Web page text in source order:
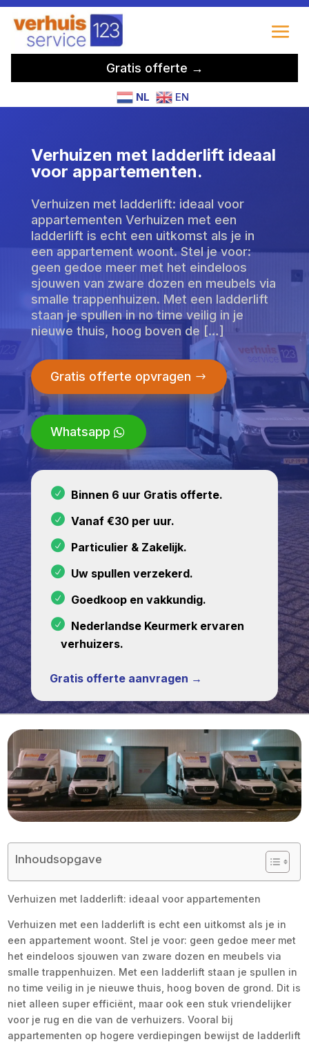
Gratis offerte →
NL EN
Verhuizen met ladderlift ideaal
voor appartementen.
Verhuizen met ladderlift: ideaal voor
appartementen Verhuizen met een
ladderlift is echt een uitkomst als je in
een appartement woont. Stel je voor:
geen gedoe meer met het eindeloos
sjouwen van zware dozen en meubels via
smalle trappenhuizen. Met een ladderlift
staan je spullen in no time veilig in je
nieuwe thuis, hoog boven de […]
Gratis offerte opvragen
Whatsapp
Binnen 6 uur Gratis offerte.
Vanaf €30 per uur.
Particulier & Zakelijk.
Uw spullen verzekerd.
Goedkoop en vakkundig.
Nederlandse Keurmerk ervaren
verhuizers.
Gratis offerte aanvragen →
Inhoudsopgave
Verhuizen met ladderlift: ideaal voor appartementen
Verhuizen met een ladderlift is echt een uitkomst als je in
een appartement woont. Stel je voor: geen gedoe meer met
het eindeloos sjouwen van zware dozen en meubels via
smalle trappenhuizen. Met een ladderlift staan je spullen in
no time veilig in je nieuwe thuis, hoog boven de grond. Dit is
niet alleen super efficiënt, maar ook een stuk vriendelijker
voor je rug en die van de verhuizers. Vooral bij
appartementen op hogere verdiepingen bewijst de ladderlift